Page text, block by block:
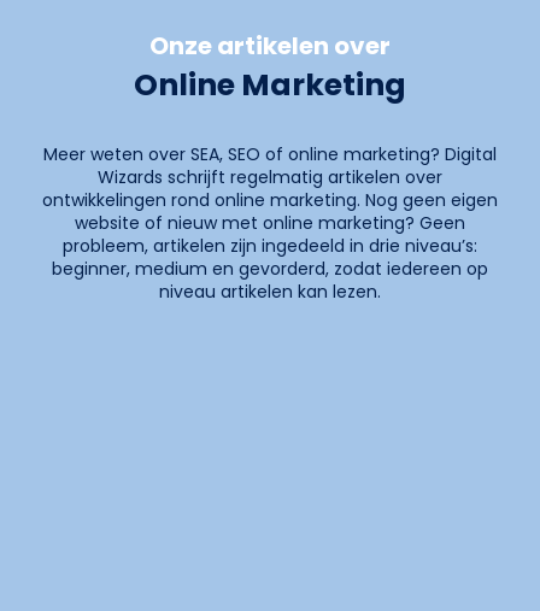
Onze artikelen over
Online Marketing
Meer weten over SEA, SEO of online marketing? Digital
Wizards schrijft regelmatig artikelen over
ontwikkelingen rond online marketing. Nog geen eigen
website of nieuw met online marketing? Geen
probleem, artikelen zijn ingedeeld in drie niveau’s:
beginner, medium en gevorderd, zodat iedereen op
niveau artikelen kan lezen.